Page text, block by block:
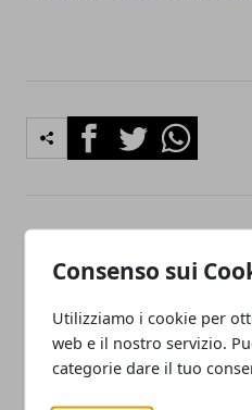
Consenso sui
Utilizziamo i cookie per
web e il nostro servizio.
categorie dare il tuo
FacebookTwitterWhatsapp
Emergenza Maltempo,
dell'Irno: in arrivo "Burian"